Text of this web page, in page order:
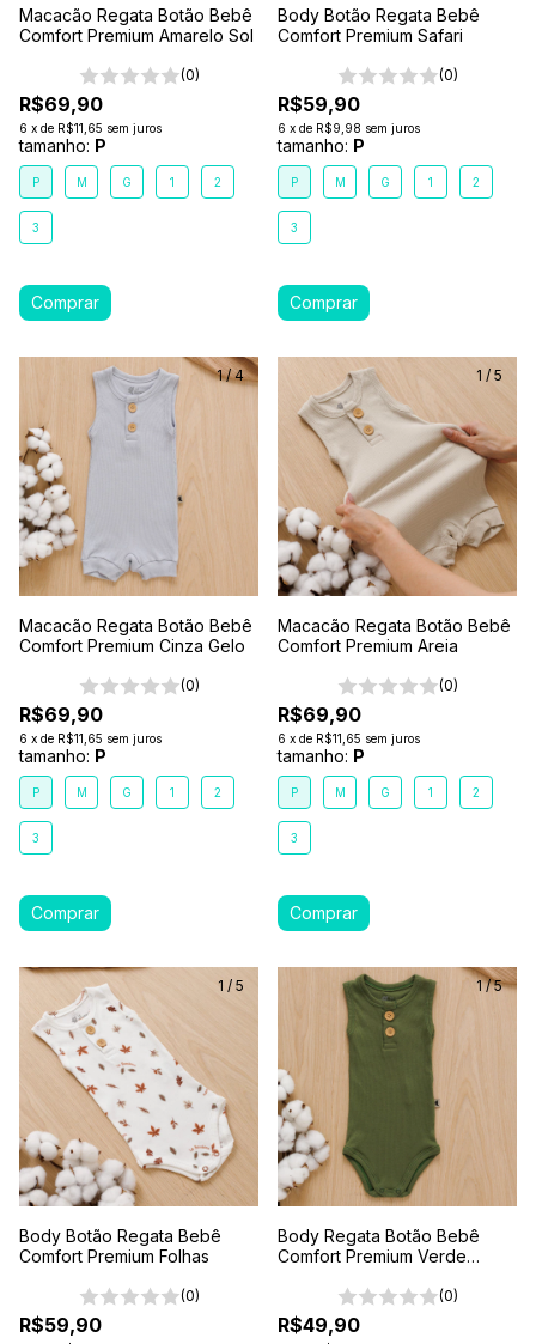
Macacão Regata Botão Bebê
Comfort Premium Amarelo Sol
(0)
R$69,90
6 x de R$11,65 sem juros
tamanho: P
P M G 1 2
3
Body Botão Regata Bebê
Comfort Premium Safari
(0)
R$59,90
6 x de R$9,98 sem juros
tamanho: P
P M G 1 2
3
1/4
Macacão Regata Botão Bebê
Comfort Premium Cinza Gelo
(0)
R$69,90
6 x de R$11,65 sem juros
tamanho: P
P M G 1 2
3
1 / 5
Macacão Regata Botão Bebê
Comfort Premium Areia
(0)
R$69,90
6 x de R$11,65 sem juros
tamanho: P
P M G 1 2
3
1 / 5
Body Botão Regata Bebê
Comfort Premium Folhas
(0)
R$59,90
1/5
Body Regata Botão Bebê
Comfort Premium Verde
(0)
R$49,90